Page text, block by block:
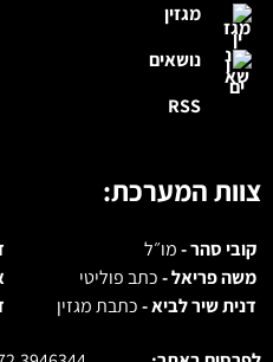
מגזין
נושאים
RSS
צוות המערכת:
קובי סהר -מו״ל
משה פריאל -כתב פוליטי
דנית שיר לביא -כתבת מגזין